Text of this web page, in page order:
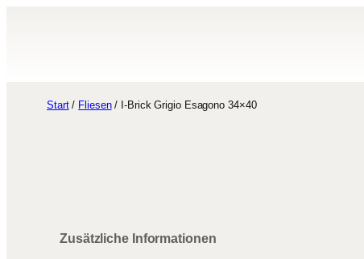
Start/ Fliesen/ I-Brick Grigio Esagono 34×40
Zusätzliche Informationen